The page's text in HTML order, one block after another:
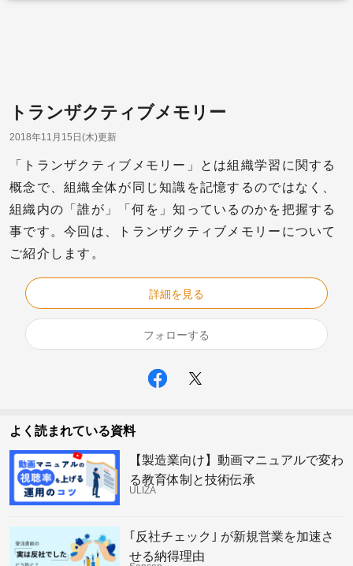
トランザクティブメモリー
2018年11月15日(木)更新
「トランザクティブメモリー」とは組織学習に関する
概念で、組織全体が同じ知識を記憶するのではなく、
組織内の「誰が」「何を」知っているのかを把握する
事です。今回は、トランザクティブメモリーについて
ご紹介します。
詳細を見る
フォローする
よく読まれている資料
【製造業向け】動画マニュアルで変わ
る教育体制と技術伝承
ULIZA
｢反社チェック｣ が新規営業を加速さ
せる納得理由